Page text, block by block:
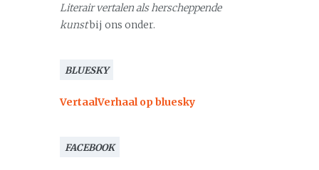
Literair vertalen als herscheppende
kunstbij ons onder.
BLUESKY
VertaalVerhaal op bluesky
FACEBOOK